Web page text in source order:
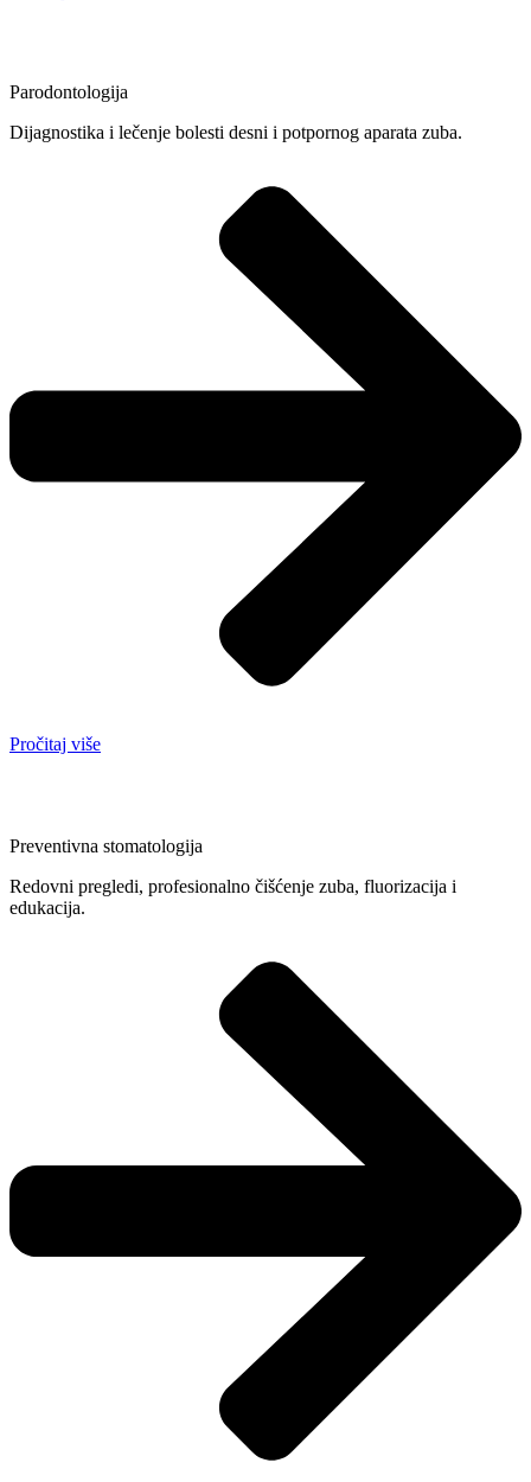
Parodontologija
Dijagnostika i lečenje bolesti desni i potpornog aparata zuba.
Pročitaj više
Preventivna stomatologija
Redovni pregledi, profesionalno čišćenje zuba, fluorizacija i
edukacija.